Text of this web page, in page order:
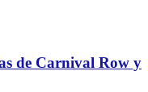
de Carnival Row y